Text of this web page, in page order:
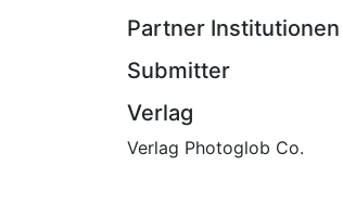
Partner Institutionen
Submitter
Verlag
Verlag Photoglob Co.